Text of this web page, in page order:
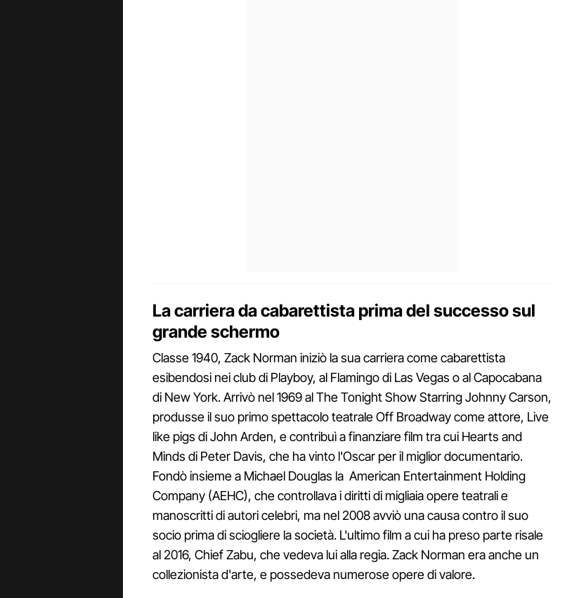
La carriera da cabarettista prima del successo sul
grande schermo
Classe 1940, Zack Norman iniziò la sua carriera come cabarettista
esibendosi nei club di Playboy, al Flamingo di Las Vegas o al Capocabana
di New York. Arrivò nel 1969 al The Tonight Show Starring Johnny Carson,
produsse il suo primo spettacolo teatrale Off Broadway come attore, Live
like pigs di John Arden, e contribuì a finanziare film tra cui Hearts and
Minds di Peter Davis, che ha vinto l'Oscar per il miglior documentario.
Fondò insieme a Michael Douglas la American Entertainment Holding
Company (AEHC), che controllava i diritti di migliaia opere teatrali e
manoscritti di autori celebri, ma nel 2008 avviò una causa contro il suo
socio prima di sciogliere la società. L'ultimo film a cui ha preso parte risale
al 2016, Chief Zabu, che vedeva lui alla regia. Zack Norman era anche un
collezionista d'arte, e possedeva numerose opere di valore.